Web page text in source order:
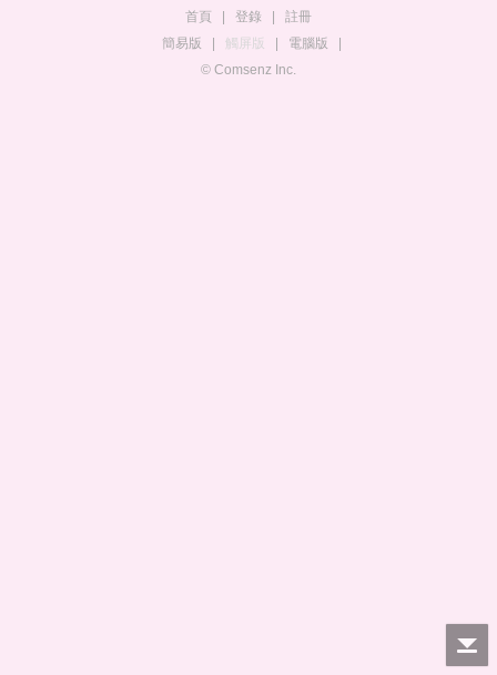
首頁 登錄
註冊
簡易版
觸屏版 電腦版
© Comsenz Inc.